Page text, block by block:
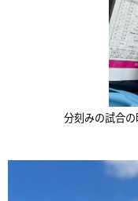
分刻みの試合